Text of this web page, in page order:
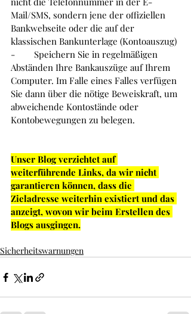
Mail/SMS, sondern jene der offiziellen
Bankwebseite oder die auf der
klassischen Bankunterlage (Kontoauszug)
- Speichern Sie in regelmäßigen
Abständen Ihre Bankauszüge auf Ihrem
Computer. Im Falle eines Falles verfügen
Sie dann über die nötige Beweiskraft, um
abweichende Kontostände oder
Kontobewegungen zu belegen.
Unser Blog verzichtet auf
weiterführende Links, da wir nicht
garantieren können, dass die
Zieladresse weiterhin existiert und das
anzeigt, wovon wir beim Erstellen des
Blogs ausgingen.
Sicherheitswarnungen